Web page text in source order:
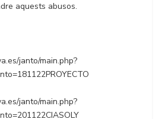
aquests abusos.
janto/main.php?
janto/main.php?